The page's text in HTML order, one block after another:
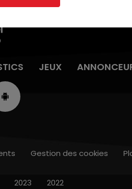
JEUX
Gestion des cookies
2023 2022